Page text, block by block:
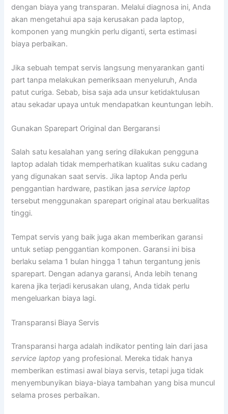
dengan biaya yang transparan. Melalui diagnosa ini, Anda
akan mengetahui apa saja kerusakan pada laptop,
komponen yang mungkin perlu diganti, serta estimasi
biaya perbaikan.
Jika sebuah tempat servis langsung menyarankan ganti
part tanpa melakukan pemeriksaan menyeluruh, Anda
patut curiga. Sebab, bisa saja ada unsur ketidaktulusan
atau sekadar upaya untuk mendapatkan keuntungan lebih.
Gunakan Sparepart Original dan Bergaransi
Salah satu kesalahan yang sering dilakukan pengguna
laptop adalah tidak memperhatikan kualitas suku cadang
yang digunakan saat servis. Jika laptop Anda perlu
penggantian hardware, pastikan jasaservice laptop
tersebut menggunakan sparepart original atau berkualitas
tinggi.
Tempat servis yang baik juga akan memberikan garansi
untuk setiap penggantian komponen. Garansi ini bisa
berlaku selama 1 bulan hingga 1 tahun tergantung jenis
sparepart. Dengan adanya garansi, Anda lebih tenang
karena jika terjadi kerusakan ulang, Anda tidak perlu
mengeluarkan biaya lagi.
Transparansi Biaya Servis
Transparansi harga adalah indikator penting lain dari jasa
service laptop yang profesional. Mereka tidak hanya
memberikan estimasi awal biaya servis, tetapi juga tidak
menyembunyikan biaya-biaya tambahan yang bisa muncul
selama proses perbaikan.